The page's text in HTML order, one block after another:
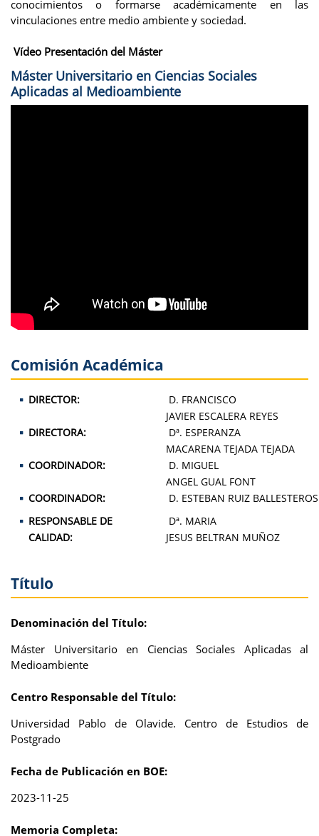
conocimientos o formarse académicamente en las
vinculaciones entre medio ambiente y sociedad.
Vídeo Presentación del Máster
Máster Universitario en Ciencias Sociales
Aplicadas al Medioambiente
Comisión Académica
DIRECTOR:
D. FRANCISCO
JAVIER ESCALERA REYES
DIRECTORA:
Dª. ESPERANZA
MACARENA TEJADA TEJADA
COORDINADOR:
D. MIGUEL
ANGEL GUAL FONT
COORDINADOR:
D. ESTEBAN RUIZ BALLESTEROS
RESPONSABLE DE
CALIDAD:
Dª. MARIA
JESUS BELTRAN MUÑOZ
Título
Denominación del Título:
Máster Universitario en Ciencias Sociales Aplicadas al
Medioambiente
Centro Responsable del Título:
Universidad Pablo de Olavide. Centro de Estudios de
Postgrado
Fecha de Publicación en BOE:
2023-11-25
Memoria Completa: